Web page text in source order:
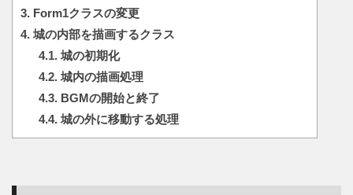
3. Form1クラスの変更
4. 城の内部を描画するクラス
4.1.城の初期化
4.2.城内の描画処理
4.3.BGMの開始と終了
4.4.城の外に移動する処理